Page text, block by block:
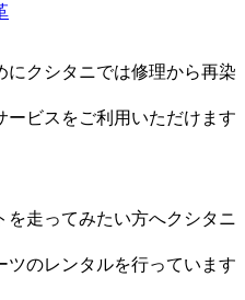
にクシタニでは修理から再染
ービスをご利用いただけます
を走ってみたい方へクシタニ
ツのレンタルを行っています